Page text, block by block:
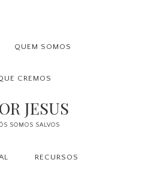
QUEM SOMOS
CREMOS
JESUS
SOMOS SALVOS
RECURSOS